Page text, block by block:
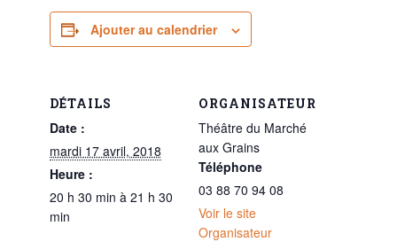
Ajouter au calendrier
DÉTAILS
Date :
mardi 17 avril, 2018
Heure :
20 h 30 min à 21 h 30
min
ORGANISATEUR
Théâtre du Marché
aux Grains
Téléphone
03 88 70 94 08
Voir le site
Organisateur